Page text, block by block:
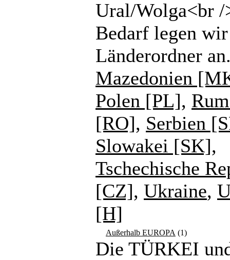
Ural/Wolga<br /
Bedarf legen wir
Länderordner
Mazedonien
Polen [PL],
[RO], Serbien
Slowakei [SK],
Tschechische
[CZ], Ukraine,
[H]
Außerhalb EUROPA (1)
Die TÜRKEI